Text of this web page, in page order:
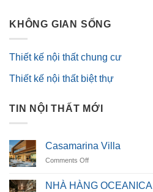
KHÔNG GIAN SỐNG
Thiết kế nội thất chung cư
Thiết kế nội thất biệt thự
TIN NỘI THẤT MỚI
Casamarina Villa
Comments Offon
Villa
NHÀ HÀNG OCEANICA